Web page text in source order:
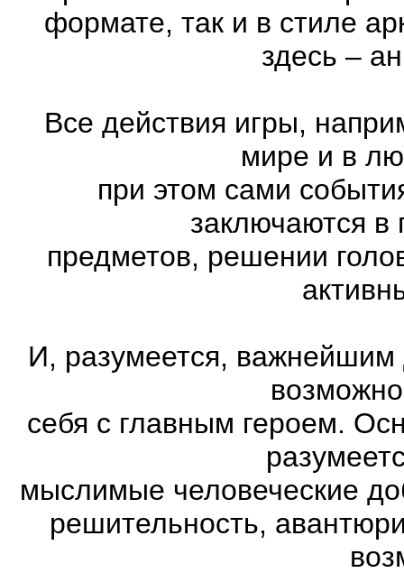
формате, так и в стиле
здесь –
Все действия игры,
мире и в
при этом сами
заключаются в
предметов, решении
И, разумеется, важнейшим
себя с главным героем.
мыслимые человеческие
решительность,